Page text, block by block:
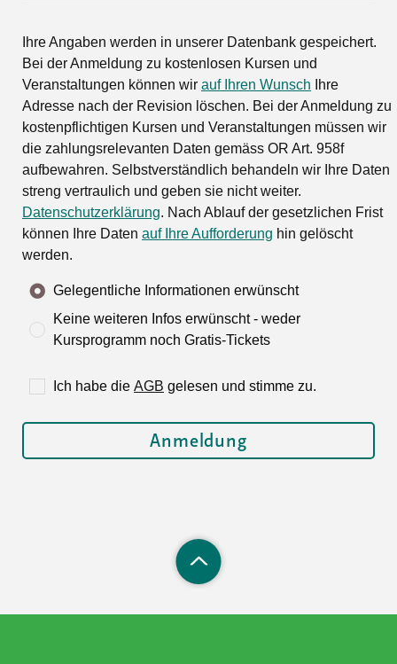
Ihre Angaben werden in unserer Datenbank gespeichert.
Bei der Anmeldung zu kostenlosen Kursen und
Veranstaltungen können wir auf Ihren Wunsch Ihre
Adresse nach der Revision löschen. Bei der Anmeldung zu
kostenpflichtigen Kursen und Veranstaltungen müssen wir
die zahlungsrelevanten Daten gemäss OR Art. 958f
aufbewahren. Selbstverständlich behandeln wir Ihre Daten
streng vertraulich und geben sie nicht weiter.
Datenschutzerklärung. Nach Ablauf der gesetzlichen Frist
können Ihre Daten auf Ihre Aufforderung hin gelöscht
werden.
Gelegentliche Informationen erwünscht
Keine weiteren Infos erwünscht - weder
Kursprogramm noch Gratis-Tickets
Ich habe die AGB gelesen und stimme zu.